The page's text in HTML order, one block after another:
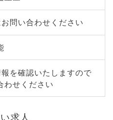
問い合わせください
を確認いたしますので
わせください
求人